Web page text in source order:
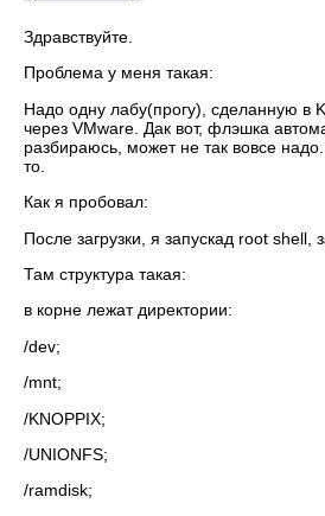
Здравствуйте.
Проблема у меня такая:
Надо одну лабу(прогу), сделанную в
через VMware. Дак вот, флэшка
разбираюсь, может не так вовсе
то.
Как я пробовал:
После загрузки, я запускад root shell,
Там структура такая:
в корне лежат директории:
/dev;
/mnt;
/KNOPPIX;
/UNIONFS;
/ramdisk;